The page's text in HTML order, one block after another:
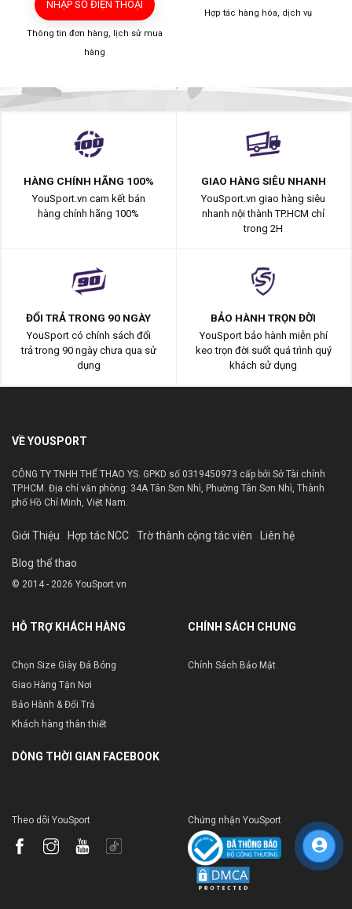
NHẬP SỐ ĐIỆN THOẠI
Thông tin đơn hàng, lịch sử mua
hàng
Hợp tác hàng hóa, dịch vụ
HÀNG CHÍNH HÃNG 100%
YouSport.vn cam kết bán
hàng chính hãng 100%
GIAO HÀNG SIÊU NHANH
YouSport.vn giao hàng siêu
nhanh nội thành TP.HCM chỉ
trong 2H
ĐỔI TRẢ TRONG 90 NGÀY
YouSport có chính sách đổi
trả trong 90 ngày chưa qua sử
dụng
BẢO HÀNH TRỌN ĐỜI
YouSport bảo hành miễn phí
keo trọn đời suốt quá trình quý
khách sử dụng
VỀ YOUSPORT
CÔNG TY TNHH THỂ THAO YS. GPKD số 0319450973 cấp bởi Sở Tài chính
TP.HCM. Địa chỉ văn phòng: 34A Tân Sơn Nhì, Phường Tân Sơn Nhì, Thành
phố Hồ Chí Minh, Việt Nam.
Giới Thiệu Hợp tác NCC Trờ thành cộng tác viên Liên hệ
Blog thể thao
© 2014 - 2026 YouSport.vn
HỖ TRỢ KHÁCH HÀNG
Chọn Size Giày Đá Bóng
Giao Hàng Tận Nơi
Bảo Hành & Đổi Trả
Khách hàng thân thiết
CHÍNH SÁCH CHUNG
Chính Sách Bảo Mật
DÒNG THỜI GIAN FACEBOOK
Theo dõi YouSport Chứng nhận YouSport